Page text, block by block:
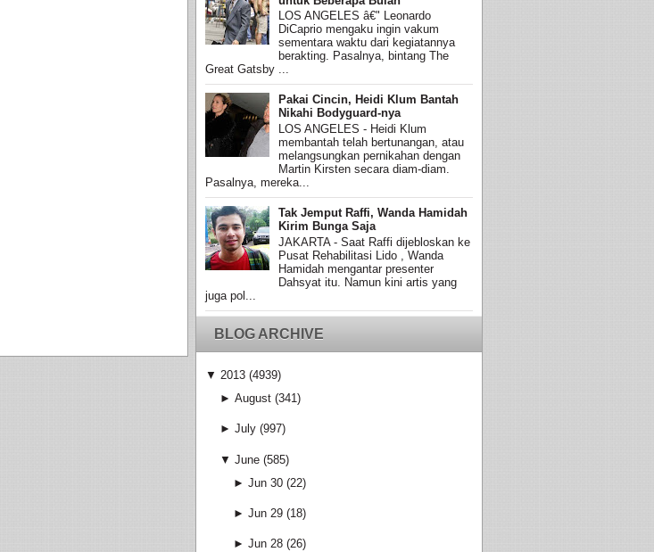
LOS ANGELES â€" Leonardo
DiCaprio mengaku ingin vakum
sementara waktu dari kegiatannya
berakting. Pasalnya, bintang The
Great Gatsby ...
Pakai Cincin, Heidi Klum Bantah
Nikahi Bodyguard-nya
LOS ANGELES - Heidi Klum
membantah telah bertunangan, atau
melangsungkan pernikahan dengan
Martin Kirsten secara diam-diam.
Pasalnya, mereka...
Tak Jemput Raffi, Wanda Hamidah
Kirim Bunga Saja
JAKARTA - Saat Raffi dijebloskan ke
Pusat Rehabilitasi Lido , Wanda
Hamidah mengantar presenter
Dahsyat itu. Namun kini artis yang
juga pol...
BLOG ARCHIVE
▼ 2013 (4939)
► August (341)
► July (997)
▼ June (585)
►Jun 30 (22)
►Jun 29 (18)
►Jun 28 (26)